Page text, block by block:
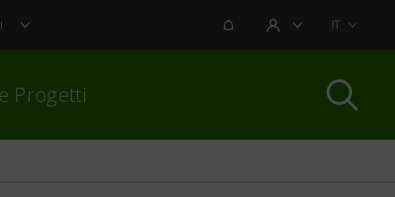
NOTIFICHEAREA UTENTEIT
Progetti